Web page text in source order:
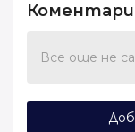
Коментари
Все още не